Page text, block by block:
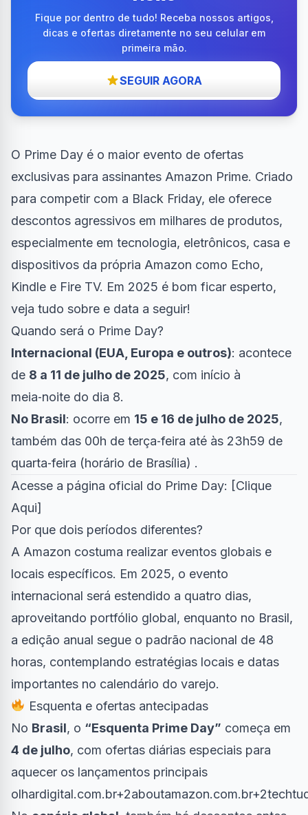
Fique por dentro de tudo! Receba nossos artigos,
dicas e ofertas diretamente no seu celular em
primeira mão.
SEGUIR AGORA
O Prime Day é o maior evento de ofertas
exclusivas para assinantes Amazon Prime. Criado
para competir com a Black Friday, ele oferece
descontos agressivos em milhares de produtos,
especialmente em tecnologia, eletrônicos, casa e
dispositivos da própria Amazon como Echo,
Kindle e Fire TV. Em 2025 é bom ficar esperto,
veja tudo sobre e data a seguir!
Quando será o Prime Day?
Internacional (EUA, Europa e outros): acontece
de 8 a 11 de julho de 2025, com início à
meia‑noite do dia 8.
No Brasil: ocorre em 15 e 16 de julho de 2025,
também das 00h de terça‑feira até às 23h59 de
quarta‑feira (horário de Brasília) .
Acesse a página oficial do Prime Day: [Clique
Aqui]
Por que dois períodos diferentes?
A Amazon costuma realizar eventos globais e
locais específicos. Em 2025, o evento
internacional será estendido a quatro dias,
aproveitando portfólio global, enquanto no Brasil,
a edição anual segue o padrão nacional de 48
horas, contemplando estratégias locais e datas
importantes no calendário do varejo.
Esquenta e ofertas antecipadas
No Brasil, o “Esquenta Prime Day” começa em
4 de julho, com ofertas diárias especiais para
aquecer os lançamentos principais